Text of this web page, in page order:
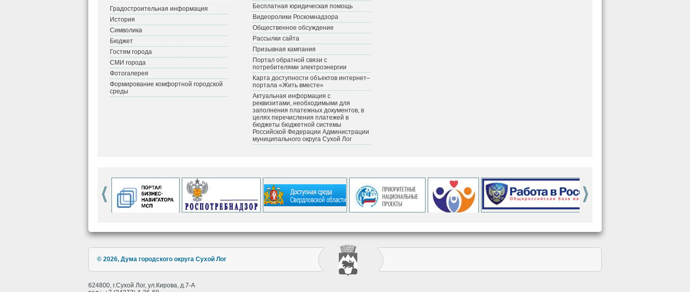
Градостроительная информация
История
Символика
Бюджет
Гостям города
СМИ города
Фотогалерея
Формирование комфортной городской
среды
Бесплатная юридическая помощь
Видеоролики Роскомнадзора
Общественное обсуждение
Рассылки сайта
Призывная кампания
Портал обратной связи с
потребителями электроэнергии
Карта доступности объектов интернет–
портала «Жить вместе»
Актуальная информация с
реквизитами, необходимыми для
заполнения платежных документов, в
целях перечисления платежей в
бюджеты бюджетной системы
Российской Федерации Администрации
муниципального округа Сухой Лог
© 2026, Дума городского округа Сухой Лог
624800, г.Сухой Лог, ул.Кирова, д.7-А